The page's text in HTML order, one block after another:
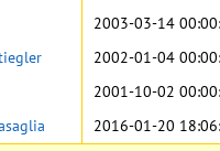
2003-03-14
2002-01-04
2001-10-02
2016-01-20